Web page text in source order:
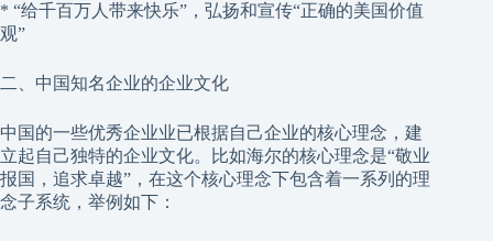
* “给千百万人带来快乐”，弘扬和宣传“正确的美国价值
观”
二、中国知名企业的企业文化
中国的一些优秀企业业已根据自己企业的核心理念，建
立起自己独特的企业文化。比如海尔的核心理念是“敬业
报国，追求卓越”，在这个核心理念下包含着一系列的理
念子系统，举例如下：